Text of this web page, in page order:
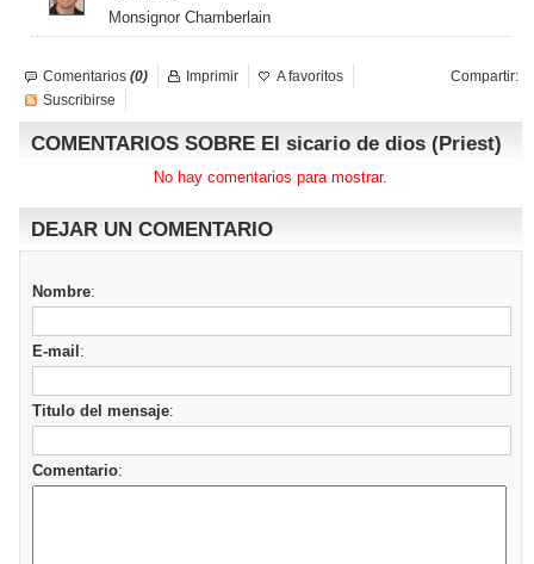
Monsignor Chamberlain
Comentarios (0) Compartir:
Imprimir
A favoritos
Suscribirse
COMENTARIOS SOBRE El sicario de dios (Priest)
No hay comentarios para mostrar.
DEJAR UN COMENTARIO
Nombre:
E-mail :
Titulo del mensaje:
Comentario: